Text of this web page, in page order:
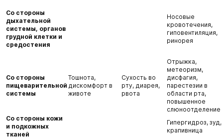
Со стороны
дыхательной
системы, органов
грудной клетки и
средостения
Носовые
кровотечения,
гиповентиляция,
ринорея
Со стороны
пищеварительной
системы
Тошнота,
дискомфорт в
животе
Сухость во
рту, диарея,
рвота
Отрыжка,
метеоризм,
дисфагия,
парестезии в
области рта,
повышенное
слюноотделение
Со стороны кожи
и подкожных
тканей
Гипергидроз, зуд,
крапивница